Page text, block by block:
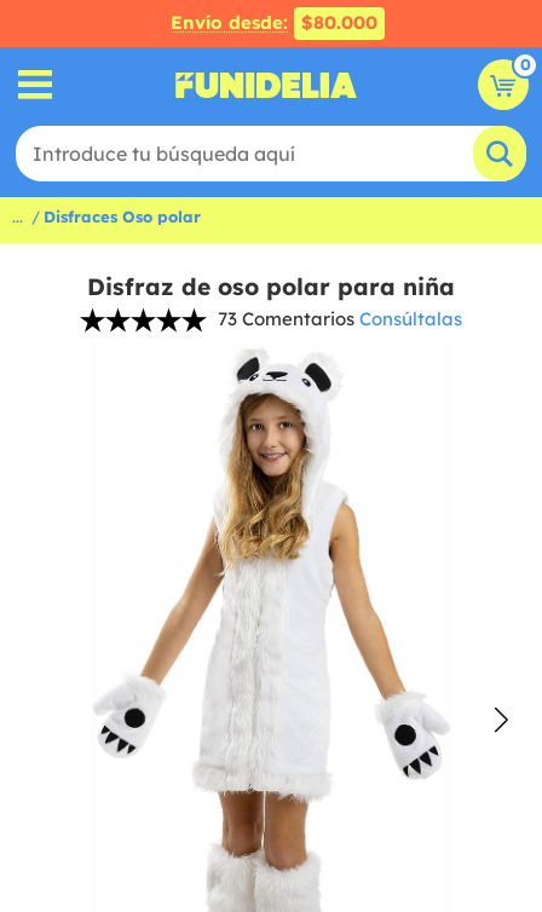
Envío desde: $80.000
0
... Disfraces Oso polar
Disfraz de oso polar para niña
73 Comentarios Consúltalas